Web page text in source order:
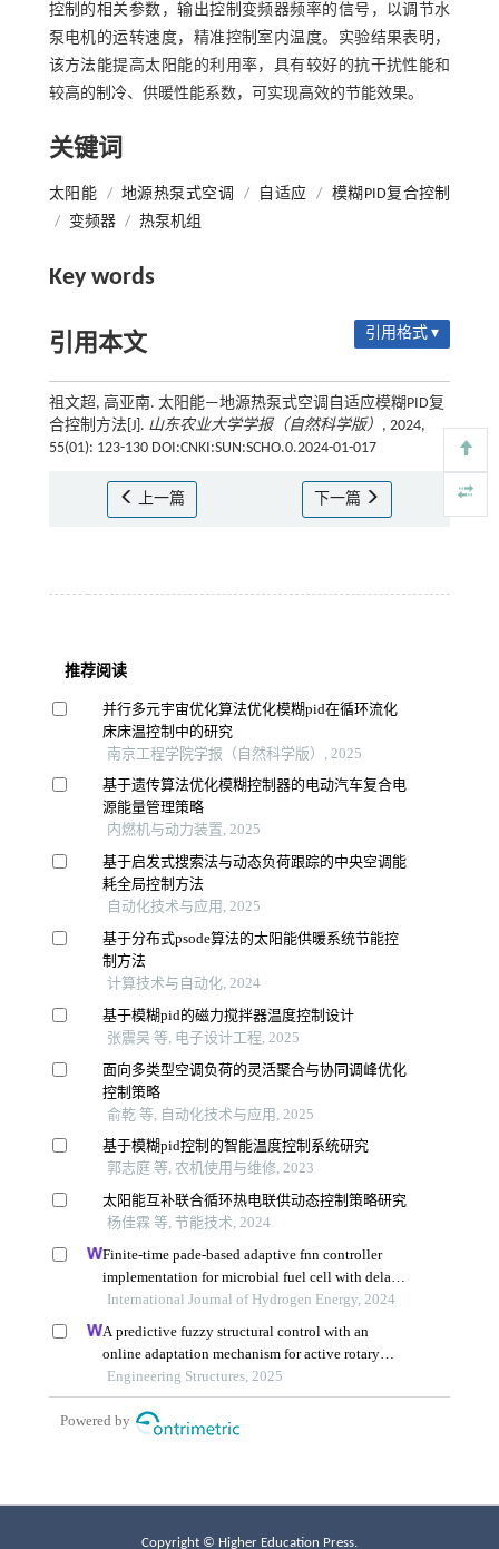
控制的相关参数，输出控制变频器频率的信号，以调节水
泵电机的运转速度，精准控制室内温度。实验结果表明，
该方法能提高太阳能的利用率，具有较好的抗干扰性能和
较高的制冷、供暖性能系数，可实现高效的节能效果。
关键词
太阳能 / 地源热泵式空调 / 自适应 / 模糊PID复合控制
/
变频器 / 热泵机组
Key words
引用本文 引用格式 ▾
祖文超, 高亚南. 太阳能—地源热泵式空调自适应模糊PID复
合控制方法[J]. 山东农业大学学报（自然科学版） , 2024,
55(01): 123-130 DOI:CNKI:SUN:SCHO.0.2024-01-017
上一篇 下一篇
Copyright © Higher Education Press.